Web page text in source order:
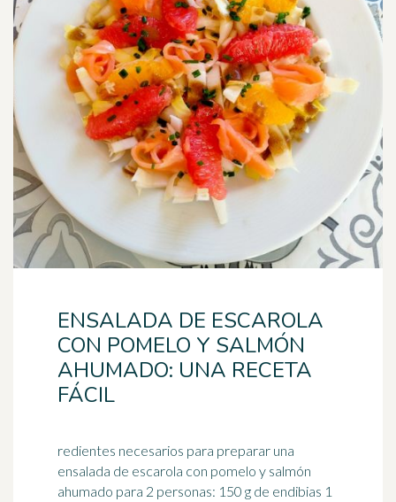
ENSALADA DE ESCAROLA
CON POMELO Y SALMÓN
AHUMADO: UNA RECETA
FÁCIL
redientes necesarios para preparar una
ensalada de escarola con pomelo y salmón
ahumado para 2 personas: 150 g de endibias 1